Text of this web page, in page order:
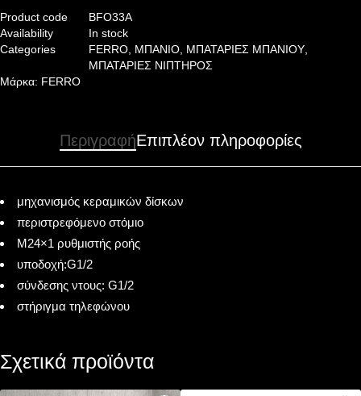
Product code
BFO33A
Availability
In stock
Categories
FERRO, ΜΠΑΝΙΟ, ΜΠΑΤΑΡΙΕΣ ΜΠΑΝΙΟΥ,
ΜΠΑΤΑΡΙΕΣ ΝΙΠΤΗΡΟΣ
Μάρκα: FERRO
ΠεριγραφήΕπιπλέον πληροφορίες
μηχανισμός κεραμικών δίσκων
περιστρεφόμενο στόμιο
M24×1 ρυθμιστής ροής
υποδοχή:G1/2
σύνδεσης ντους: G1/2
στήριγμα τηλεφώνου
Σχετικά προϊόντα